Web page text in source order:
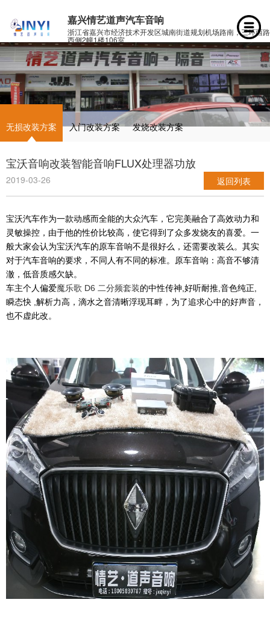
嘉兴情艺道声汽车音响
浙江省嘉兴市经济技术开发区城南街道规划机场路南，三环西路
西侧2幢1楼106室
无损改装方案 入门改装方案 发烧改装方案
宝沃音响改装智能音响FLUX处理器功放
2019-03-26 返回列表
宝沃汽车作为一款动感而全能的大众汽车，它完美融合了高效动力和
灵敏操控，由于他的性价比较高，使它得到了众多发烧友的喜爱。 一
般大家会认为宝沃汽车的原车音响不是很好么，还需要改装么。其实
对于汽车音响的要求，不同人有不同的标准。原车音响：高音不够清
澈，低音质感欠缺。
车主个人偏爱魔乐歌 D6 二分频套装的中性传神,好听耐推,音色纯正,
瞬态快 ,解析力高，滴水之音清晰浮现耳畔，为了追求心中的好声音，
也不虚此改。